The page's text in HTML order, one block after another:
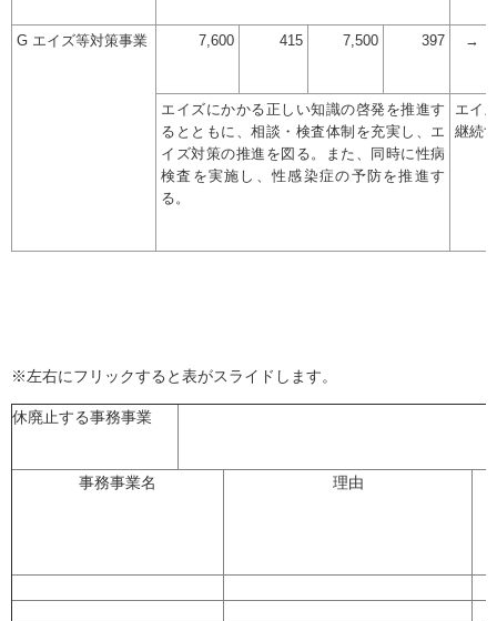
G エイズ等対策事業 7,600 415 7,500 397 →
エイズにかかる正しい知識の啓発を推進す
るとともに、相談・検査体制を充実し、エ
イズ対策の推進を図る。また、同時に性病
検査を実施し、性感染症の予防を推進す
る。
エイ
継続
※左右にフリックすると表がスライドします。
休廃止する事務事業
事務事業名 理由